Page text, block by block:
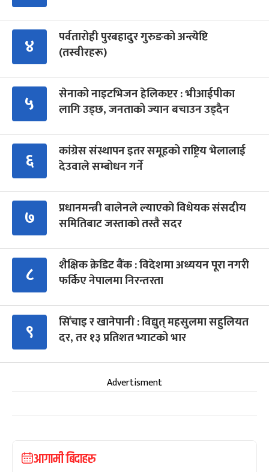
४
पर्वतारोही पुरबहादुर गुरुङको अन्त्येष्टि
(तस्वीरहरू)
५
सेनाको नाइटभिजन हेलिकप्टर : भीआईपीका
लागि उड्छ, जनताको ज्यान बचाउन उड्दैन
६
कांग्रेस संस्थापन इतर समूहको राष्ट्रिय भेलालाई
देउवाले सम्बोधन गर्ने
७
प्रधानमन्त्री बालेनले ल्याएको विधेयक संसदीय
समितिबाट जस्ताको तस्तै सदर
८
शैक्षिक क्रेडिट बैंक : विदेशमा अध्ययन पूरा नगरी
फर्किए नेपालमा निरन्तरता
९
सिँचाइ र खानेपानी : विद्युत् महसुलमा सहुलियत
दर, तर १३ प्रतिशत भ्याटको भार
Advertisment
आगामी बिदाहरु